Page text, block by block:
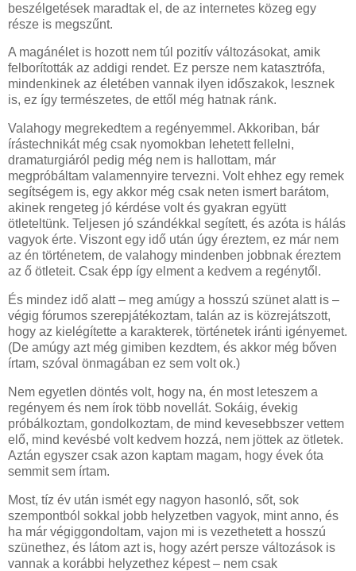
beszélgetések maradtak el, de az internetes közeg egy
része is megszűnt.
A magánélet is hozott nem túl pozitív változásokat, amik
felborították az addigi rendet. Ez persze nem katasztrófa,
mindenkinek az életében vannak ilyen időszakok, lesznek
is, ez így természetes, de ettől még hatnak ránk.
Valahogy megrekedtem a regényemmel. Akkoriban, bár
írástechnikát még csak nyomokban lehetett fellelni,
dramaturgiáról pedig még nem is hallottam, már
megpróbáltam valamennyire tervezni. Volt ehhez egy remek
segítségem is, egy akkor még csak neten ismert barátom,
akinek rengeteg jó kérdése volt és gyakran együtt
ötleteltünk. Teljesen jó szándékkal segített, és azóta is hálás
vagyok érte. Viszont egy idő után úgy éreztem, ez már nem
az én történetem, de valahogy mindenben jobbnak éreztem
az ő ötleteit. Csak épp így elment a kedvem a regénytől.
És mindez idő alatt – meg amúgy a hosszú szünet alatt is –
végig fórumos szerepjátékoztam, talán az is közrejátszott,
hogy az kielégítette a karakterek, történetek iránti igényemet.
(De amúgy azt még gimiben kezdtem, és akkor még bőven
írtam, szóval önmagában ez sem volt ok.)
Nem egyetlen döntés volt, hogy na, én most leteszem a
regényem és nem írok több novellát. Sokáig, évekig
próbálkoztam, gondolkoztam, de mind kevesebbszer vettem
elő, mind kevésbé volt kedvem hozzá, nem jöttek az ötletek.
Aztán egyszer csak azon kaptam magam, hogy évek óta
semmit sem írtam.
Most, tíz év után ismét egy nagyon hasonló, sőt, sok
szempontból sokkal jobb helyzetben vagyok, mint anno, és
ha már végiggondoltam, vajon mi is vezethetett a hosszú
szünethez, és látom azt is, hogy azért persze változások is
vannak a korábbi helyzethez képest – nem csak